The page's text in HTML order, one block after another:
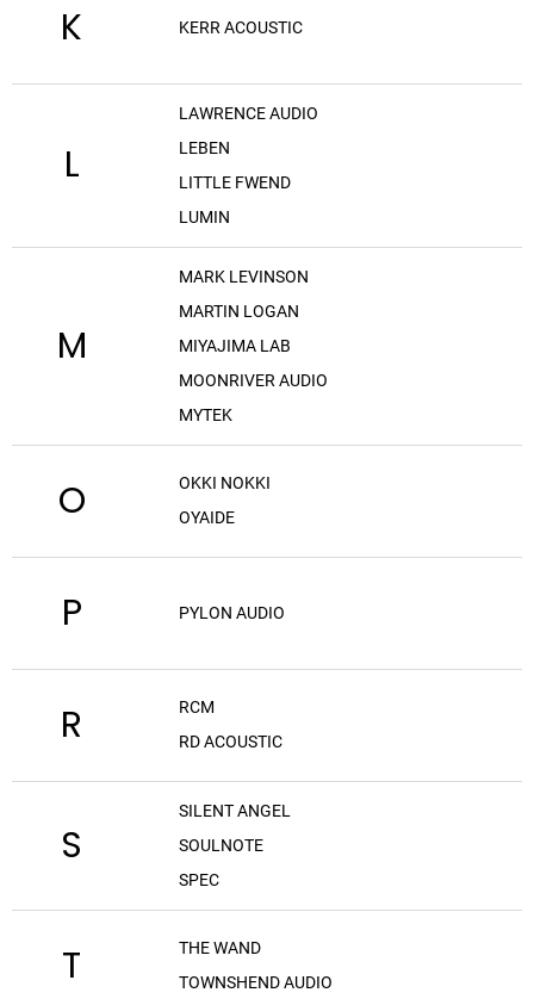
K KERR ACOUSTIC
L
LAWRENCE AUDIO
LEBEN
LITTLE FWEND
LUMIN
M
MARK LEVINSON
MARTIN LOGAN
MIYAJIMA LAB
MOONRIVER AUDIO
MYTEK
O
OKKI NOKKI
OYAIDE
P PYLON AUDIO
R
RCM
RD ACOUSTIC
S
SILENT ANGEL
SOULNOTE
SPEC
T
THE WAND
TOWNSHEND AUDIO